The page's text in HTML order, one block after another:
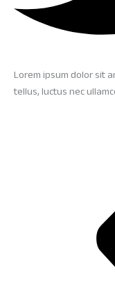
Lorem ipsum dolor sit
tellus, luctus nec